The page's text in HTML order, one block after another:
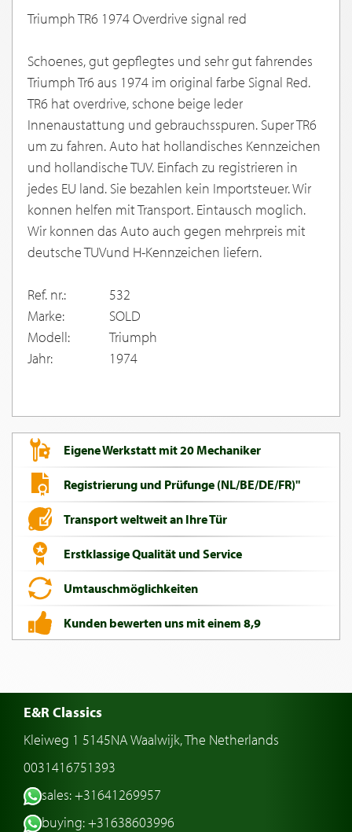
Triumph TR6 1974 Overdrive signal red
Schoenes, gut gepflegtes und sehr gut fahrendes
Triumph Tr6 aus 1974 im original farbe Signal Red.
TR6 hat overdrive, schone beige leder
Innenaustattung und gebrauchsspuren. Super TR6
um zu fahren. Auto hat hollandisches Kennzeichen
und hollandische TUV. Einfach zu registrieren in
jedes EU land. Sie bezahlen kein Importsteuer. Wir
konnen helfen mit Transport. Eintausch moglich.
Wir konnen das Auto auch gegen mehrpreis mit
deutsche TUVund H-Kennzeichen liefern.
Ref. nr.:
532
Marke:
SOLD
Modell:
Triumph
Jahr:
1974
Eigene Werkstatt mit 20 Mechaniker
Registrierung und Prüfunge (NL/BE/DE/FR)"
Transport weltweit an Ihre Tür
Erstklassige Qualität und Service
Umtauschmöglichkeiten
Kunden bewerten uns mit einem 8,9
E&R Classics
Kleiweg 1 5145NA Waalwijk, The Netherlands
0031416751393
sales: +31641269957
buying: +31638603996